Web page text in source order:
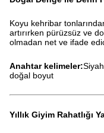
Koyu kehribar
artırırken pürüzsüz ve
olmadan net ve ifade
Anahtar kelimeler:
doğal boyut
Yıllık Giyim Rahatlığı